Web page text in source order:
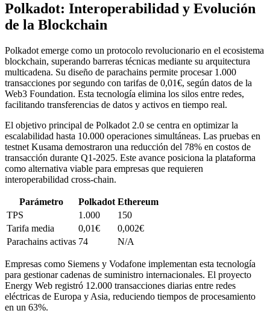
Polkadot: Interoperabilidad y Evolución
de la Blockchain
Polkadot emerge como un protocolo revolucionario en el ecosistema
blockchain, superando barreras técnicas mediante su arquitectura
multicadena. Su diseño de parachains permite procesar 1.000
transacciones por segundo con tarifas de 0,01€, según datos de la
Web3 Foundation. Esta tecnología elimina los silos entre redes,
facilitando transferencias de datos y activos en tiempo real.
El objetivo principal de Polkadot 2.0 se centra en optimizar la
escalabilidad hasta 10.000 operaciones simultáneas. Las pruebas en
testnet Kusama demostraron una reducción del 78% en costos de
transacción durante Q1-2025. Este avance posiciona la plataforma
como alternativa viable para empresas que requieren
interoperabilidad cross-chain.
Parámetro Polkadot Ethereum
TPS
1.000
150
Tarifa media
0,01€
0,002€
Parachains activas 74 N/A
Empresas como Siemens y Vodafone implementan esta tecnología
para gestionar cadenas de suministro internacionales. El proyecto
Energy Web registró 12.000 transacciones diarias entre redes
eléctricas de Europa y Asia, reduciendo tiempos de procesamiento
en un 63%.